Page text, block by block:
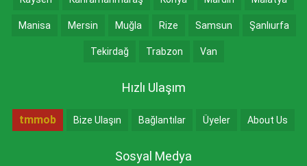
Manisa Mersin Muğla Rize Samsun Şanlıurfa
Tekirdağ Trabzon Van
Hızlı Ulaşım
tmmob Bize Ulaşın Bağlantılar Üyeler About Us
Sosyal Medya